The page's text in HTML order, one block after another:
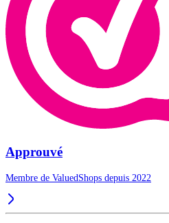
Approuvé
Membre de ValuedShops depuis 2022